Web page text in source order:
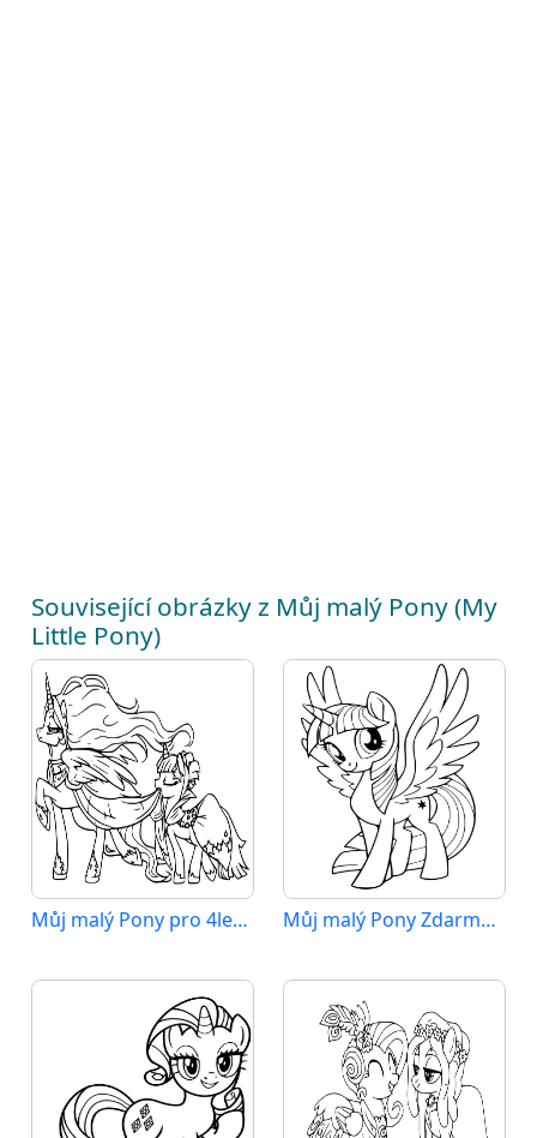
Související obrázky z Můj malý Pony (My
Little Pony)
Můj malý Pony pro 4leté Děti Můj malý Pony Zdarma Tisknutelný